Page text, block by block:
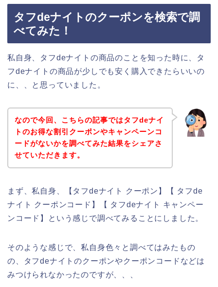
タフdeナイトのクーポンを検索で調
べてみた！
私自身、タフdeナイトの商品のことを知った時に、タ
フdeナイトの商品が少しでも安く購入できたらいいの
に、、と思っていました。
なので今回、こちらの記事ではタフdeナイ
トのお得な割引クーポンやキャンペーンコ
ードがないかを調べてみた結果をシェアさ
せていただきます。
まず、私自身、【タフdeナイト クーポン】【 タフde
ナイト クーポンコード】【 タフdeナイト キャンペー
ンコード】という感じで調べてみることにしました。
そのような感じで、私自身色々と調べてはみたもの
の、タフdeナイトのクーポンやクーポンコードなどは
みつけられなかったのですが、、、